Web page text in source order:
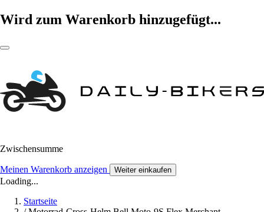
Wird zum Warenkorb hinzugefügt...
Zwischensumme
Meinen Warenkorb anzeigen Weiter einkaufen
Loading...
Startseite